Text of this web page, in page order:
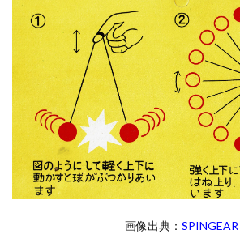
画像出典： SPINGEAR